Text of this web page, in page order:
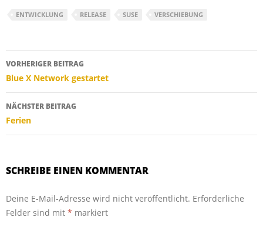
ENTWICKLUNG RELEASE SUSE VERSCHIEBUNG
Beitragsnavigation
VORHERIGER BEITRAG
Blue X Network gestartet
NÄCHSTER BEITRAG
Ferien
SCHREIBE EINEN KOMMENTAR
Deine E-Mail-Adresse wird nicht veröffentlicht. Erforderliche
Felder sind mit * markiert